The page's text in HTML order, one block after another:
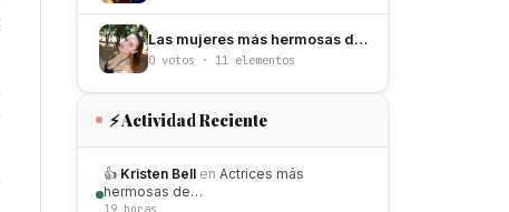
Las mujeres más hermosas de Bélgica
0 votos · 11 elementos
⚡ Actividad Reciente
👍 Kristen Bell en Actrices más
hermosas de…